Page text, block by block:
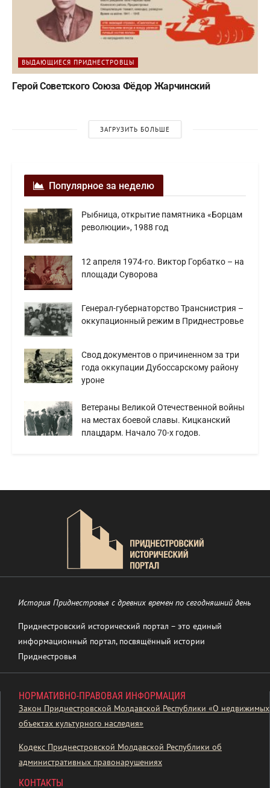
ВЫДАЮЩИЕСЯ ПРИДНЕСТРОВЦЫ
Герой Советского Союза Фёдор Жарчинский
ЗАГРУЗИТЬ БОЛЬШЕ
Популярное за неделю
Рыбница, открытие памятника «Борцам
революции», 1988 год
12 апреля 1974-го. Виктор Горбатко – на
площади Суворова
Генерал-губернаторство Транснистрия –
оккупационный режим в Приднестровье
Свод документов о причиненном за три
года оккупации Дубоссарскому району
уроне
Ветераны Великой Отечественной войны
на местах боевой славы. Кицканский
плацдарм. Начало 70-х годов.
История Приднестровья с древних времен по сегодняшний день
Приднестровский исторический портал – это единый
информационный портал, посвящённый истории
Приднестровья
НОРМАТИВНО-ПРАВОВАЯ ИНФОРМАЦИЯ
Закон Приднестровской Молдавской Республики «О недвижимых
объектах культурного наследия»
Кодекс Приднестровской Молдавской Республики об
административных правонарушениях
КОНТАКТЫ